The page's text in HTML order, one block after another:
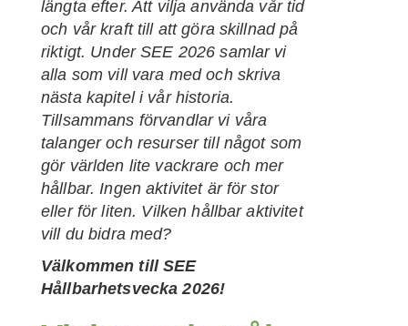
längta efter. Att vilja använda vår tid
och vår kraft till att göra skillnad på
riktigt. Under SEE 2026 samlar vi
alla som vill vara med och skriva
nästa kapitel i vår historia.
Tillsammans förvandlar vi våra
talanger och resurser till något som
gör världen lite vackrare och mer
hållbar. Ingen aktivitet är för stor
eller för liten. Vilken hållbar aktivitet
vill du bidra med?
Välkommen till SEE
Hållbarhetsvecka 2026!